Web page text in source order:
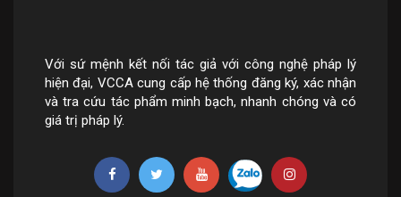
Với sứ mệnh kết nối tác giả với công nghệ pháp lý
hiện đại, VCCA cung cấp hệ thống đăng ký, xác nhận
và tra cứu tác phẩm minh bạch, nhanh chóng và có
giá trị pháp lý.